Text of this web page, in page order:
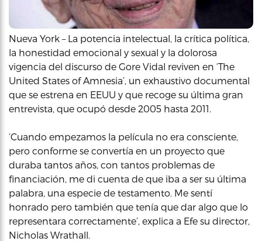
Nueva York – La potencia intelectual, la crítica política,
la honestidad emocional y sexual y la dolorosa
vigencia del discurso de Gore Vidal reviven en ‘The
United States of Amnesia’, un exhaustivo documental
que se estrena en EEUU y que recoge su última gran
entrevista, que ocupó desde 2005 hasta 2011.
‘Cuando empezamos la película no era consciente,
pero conforme se convertía en un proyecto que
duraba tantos años, con tantos problemas de
financiación, me di cuenta de que iba a ser su última
palabra, una especie de testamento. Me sentí
honrado pero también que tenía que dar algo que lo
representara correctamente’, explica a Efe su director,
Nicholas Wrathall.